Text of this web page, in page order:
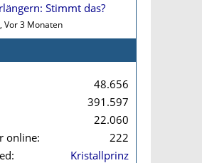
Stimmt das?
Vor 3 Monaten
48.656
391.597
22.060
online
222
Kristallprinz